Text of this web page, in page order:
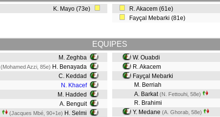
K. Mayo (73e)
R. Akacem (61e)
Fayçal Mebarki (81e)
EQUIPES
M. Zeghba
(Mohamed Azzi, 85e) H. Benayada
C. Keddad
N. Khacef
M. Hadded
A. Benguit
(Jacques Mbé, 90+1e) H. Selmi
W. Ouabdi
R. Akacem
Fayçal Mebarki
M. Berriah
A. Barkat(N. Fettouhi, 58e)
R. Brahimi
Y. Medane (A. Ghorab, 58e)